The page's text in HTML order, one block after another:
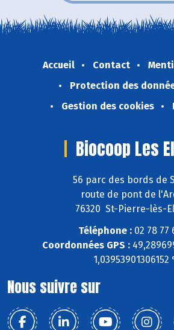
Accueil Contact
Protection des
Gestion des cookies
Biocoop Les
56 parc des bords de
route de pont de
76320 St-Pierre-lès-
Téléphone :02 78 77
Coordonnées GPS :
1,03953901306152
Nous suivre sur